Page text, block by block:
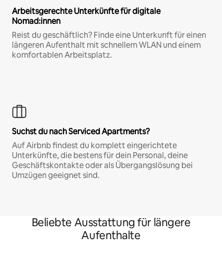
Arbeitsgerechte Unterkünfte für digitale
Nomad:innen
Reist du geschäftlich? Finde eine Unterkunft für einen
längeren Aufenthalt mit schnellem WLAN und einem
komfortablen Arbeitsplatz.
Suchst du nach Serviced Apartments?
Auf Airbnb findest du komplett eingerichtete
Unterkünfte, die bestens für dein Personal, deine
Geschäftskontakte oder als Übergangslösung bei
Umzügen geeignet sind.
Beliebte Ausstattung für längere
Aufenthalte